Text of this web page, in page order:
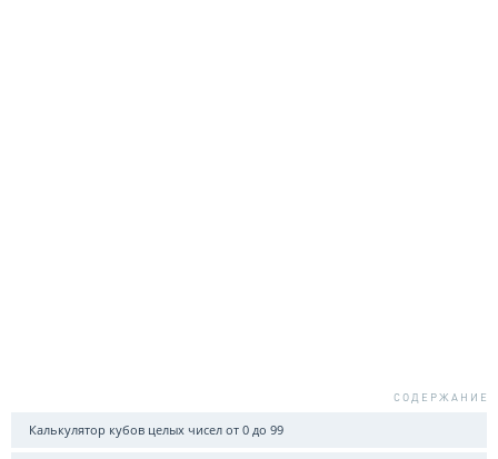
Калькулятор кубов целых чисел от 0 до 99